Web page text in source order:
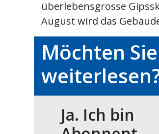
überlebensgrosse
August wird das
Möchten Sie
Ja. Ich bin